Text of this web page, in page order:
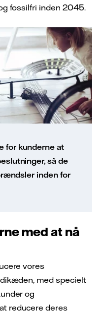
fossilfri inden 2045.
for kunderne at
så de
inden for
med at nå
vores
med specielt
og
reducere deres